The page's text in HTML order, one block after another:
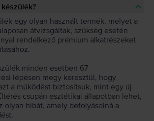
egy olyan használt termék, melyet a
átvizsgáltak, szükség esetén
rendelkező prémium alkatrészeket
minden esetben 67
lépésen megy keresztül, hogy
a működést biztosítsuk, mint egy új
csupán esztétikai állapotban lehet,
olyan hibát, amely befolyásolná a